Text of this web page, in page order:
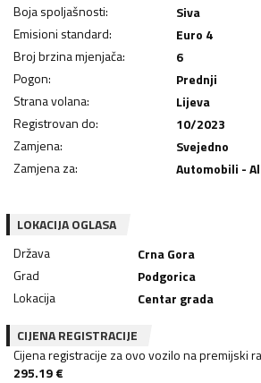
Boja spoljašnosti:
Siva
Emisioni standard:
Euro 4
Broj brzina mjenjača:
6
Pogon:
Prednji
Strana volana:
Lijeva
Registrovan do:
10/2023
Zamjena:
Svejedno
Zamjena za: Automobili -
LOKACIJA OGLASA
Država
Crna Gora
Grad
Podgorica
Lokacija
Centar grada
CIJENA REGISTRACIJE
Cijena registracije za ovo vozilo na premijski
295.19€